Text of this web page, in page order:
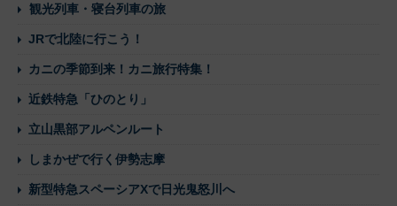
観光列車・寝台列車の旅
JRで北陸に行こう！
カニの季節到来！カニ旅行特集！
近鉄特急「ひのとり」
立山黒部アルペンルート
しまかぜで行く伊勢志摩
新型特急スペーシアXで日光鬼怒川へ